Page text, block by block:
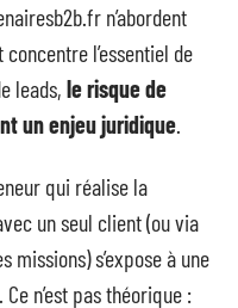
n’abordent
l’essentiel de
leads, le risque de
un enjeu juridique
qui réalise la
un seul client (ou via
s’expose à une
n’est pas théorique :